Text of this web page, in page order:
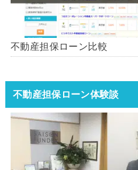
不動産担保ローン比較
不動産担保ローン体験談